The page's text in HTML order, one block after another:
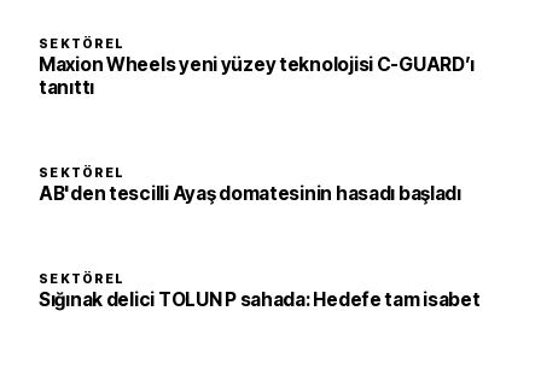
SEKTÖREL
Maxion Wheels yeni yüzey teknolojisi C-GUARD’ı
tanıttı
SEKTÖREL
AB'den tescilli Ayaş domatesinin hasadı başladı
SEKTÖREL
Sığınak delici TOLUN P sahada: Hedefe tam isabet